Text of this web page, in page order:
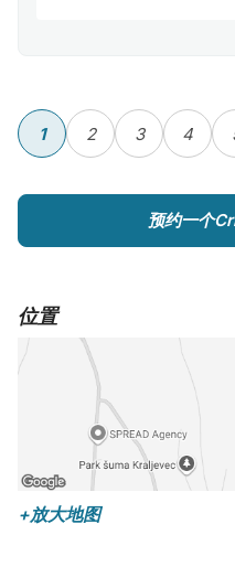
1 2 3 4
预约一个
位置
+放大地图